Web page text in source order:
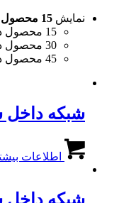
نمایش 15 محصول در هر صفحه
15 محصول در هر صفحه
30 محصول در هر صفحه
45 محصول در هر صفحه
شبکه
اطلاعات